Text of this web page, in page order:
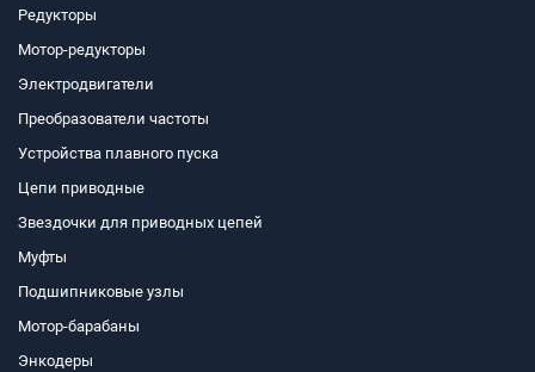
Редукторы
Мотор-редукторы
Электродвигатели
Преобразователи частоты
Устройства плавного пуска
Цепи приводные
Звездочки для приводных цепей
Муфты
Подшипниковые узлы
Мотор-барабаны
Энкодеры